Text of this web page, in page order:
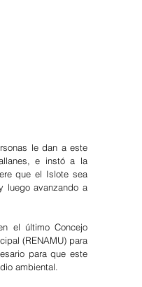
le dan a este
e instó a la
que el Islote sea
luego avanzando a
el último Concejo
(RENAMU) para
para que este
ambiental.